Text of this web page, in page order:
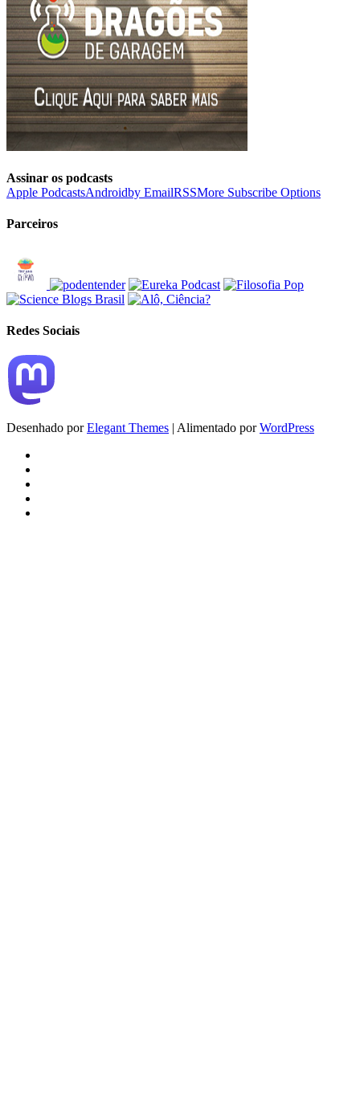
Assinar os podcasts
Apple PodcastsAndroidby EmailRSSMore Subscribe Options
Parceiros
Redes Sociais
Desenhado porElegant Themes | Alimentado porWordPress